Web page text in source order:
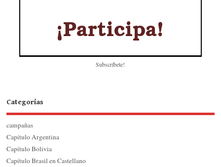
Subscríbete!
Categorías
campañas
Capítulo Argentina
Capítulo Bolivia
Capítulo Brasil en Castellano